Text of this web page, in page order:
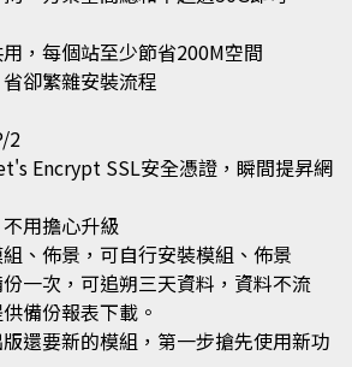
，每個站至少節省200M空間
卻繁雜安裝流程
2
Encrypt SSL安全憑證，瞬間提昇網
用擔心升級
、佈景，可自行安裝模組、佈景
一次，可追朔三天資料，資料不流
備份報表下載。
還要新的模組，第一步搶先使用新功